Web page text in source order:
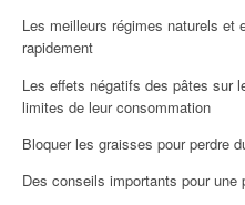
Les meilleurs régimes naturels et
rapidement
Les effets négatifs des pâtes sur
limites de leur consommation
Bloquer les graisses pour perdre
Des conseils importants pour une